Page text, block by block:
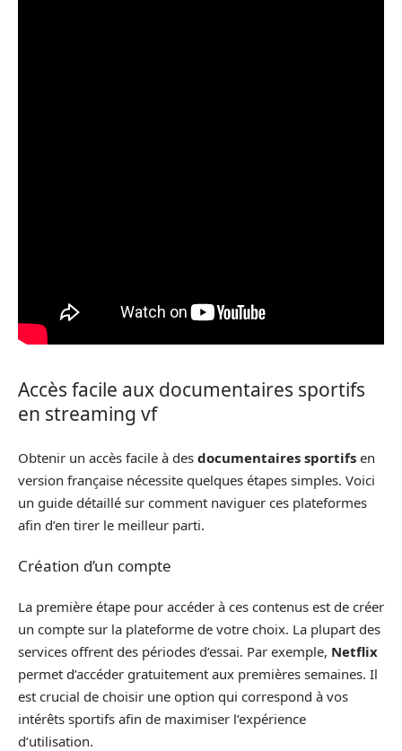
Accès facile aux documentaires sportifs
en streaming vf
Obtenir un accès facile à des documentaires sportifs en
version française nécessite quelques étapes simples. Voici
un guide détaillé sur comment naviguer ces plateformes
afin d’en tirer le meilleur parti.
Création d’un compte
La première étape pour accéder à ces contenus est de créer
un compte sur la plateforme de votre choix. La plupart des
services offrent des périodes d’essai. Par exemple, Netflix
permet d’accéder gratuitement aux premières semaines. Il
est crucial de choisir une option qui correspond à vos
intérêts sportifs afin de maximiser l’expérience
d’utilisation.